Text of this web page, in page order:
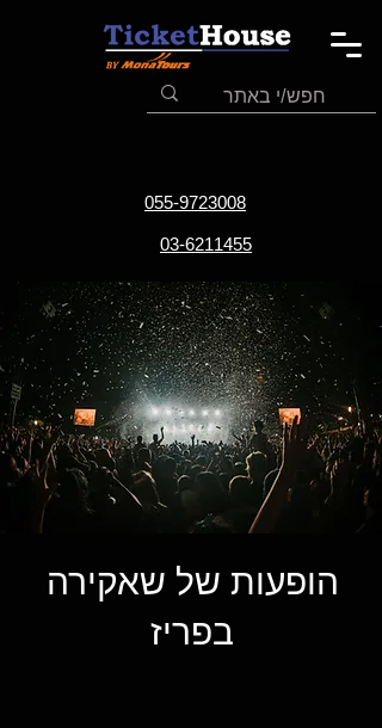
055-9723008
03-6211455
הופעות של שאקירה
בפריז